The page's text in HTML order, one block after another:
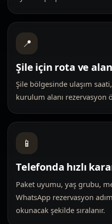
📍
Şile için rota ve
Şile bölgesinde ulaşım
kurulum alanı rezervasyon
📱
Telefonda hızlı
Paket uyumu, yaş grubu,
WhatsApp rezervasyon
okunacak şekilde sıralanır.